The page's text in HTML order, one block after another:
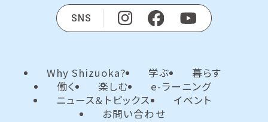
SNS
Why Shizuoka? 学ぶ
暮らす
働く
楽しむ
e-ラーニング
ニュース＆トピックス
イベント
お問い合わせ